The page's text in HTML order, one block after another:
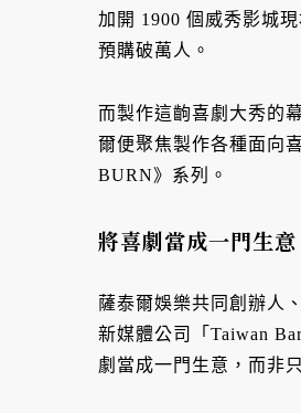
加開 1900 個威秀影城
預購破萬人。
而製作這齣喜劇大秀的
爾便聚焦製作各種面向
BURN》系列。
將喜劇當成一門生意
薩泰爾娛樂共同創辦人
新媒體公司「Taiwan
劇當成一門生意，而非